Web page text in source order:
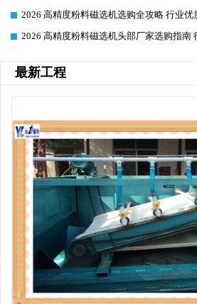
2026 高精度粉料磁选机选购全攻略 行业
2026 高精度粉料磁选机头部厂家选购指南
最新工程